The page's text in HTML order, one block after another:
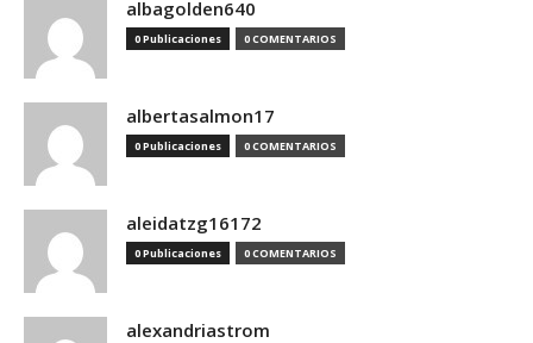
albagolden640
0 Publicaciones 0 COMENTARIOS
albertasalmon17
0 Publicaciones 0 COMENTARIOS
aleidatzg16172
0 Publicaciones 0 COMENTARIOS
alexandriastrom